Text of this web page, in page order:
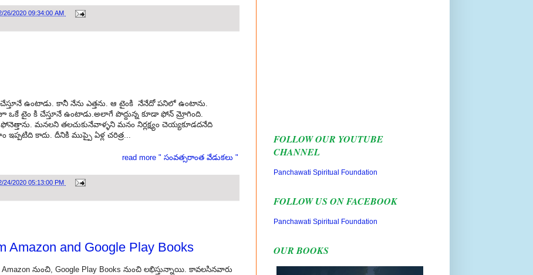
26/2020 09:34:00 AM
ఉంటాడు. కానీ నేను ఎత్తను. ఆ టైంకి నేనేదో పనిలో ఉంటాను.
ఒకే టైం కి చేస్తూనే ఉంటాడు.అలాగే పొద్దున్న కూడా ఫోన్ మ్రోగింది.
మనలని తలచుకునేవాళ్ళని మనం నిర్లక్ష్యం చెయ్యకూడదనేది
కాదు. దీనికి ముప్పై ఏళ్ల చరిత్ర...
read more " సంవత్సరాంత వేడుకలు "
24/2020 05:13:00 PM
Amazon and Google Play Books
నుంచి, Google Play Books నుంచి లభిస్తున్నాయి. కావలసినవారు
FOLLOW OUR YOUTUBE
CHANNEL
Panchawati Spiritual Foundation
FOLLOW US ON FACEBOOK
Panchawati Spiritual Foundation
OUR BOOKS